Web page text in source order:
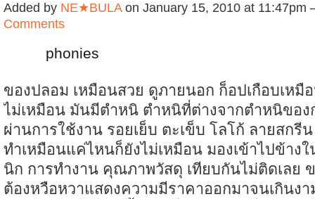
Added by NE★BULAon January 15, 2010 at
Comments
phonies
ของปลอม เหมือนสวย ดูภายนอก ก็อปเกือบเหมื
ไม่เหมือน มันมีตำหนิ ตำหนิที่ต่างจากตำหนิของ
ผ่านการใช้งาน รอยเย็บ ตะเข็บ โลโก้ ลายสกรี
ทำเหมือนแค่ไหนก็ยังไม่เหมือน มองเข้าไปข้าง
นิก การทำงาน คุณภาพวัสดุ เทียบกันไม่ติดเลย
ต้องหวือหวาแสดงความมีราคาออกมาจนเกินง